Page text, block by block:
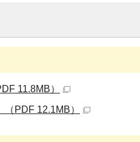
11.8MB）
PDF 12.1MB）